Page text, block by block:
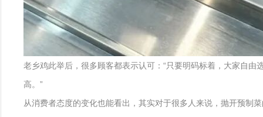
老乡鸡此举后，很多顾客都表示认可：“只要明码标着，大家自
高。”
从消费者态度的变化也能看出，其实对于很多人来说，抛开预制